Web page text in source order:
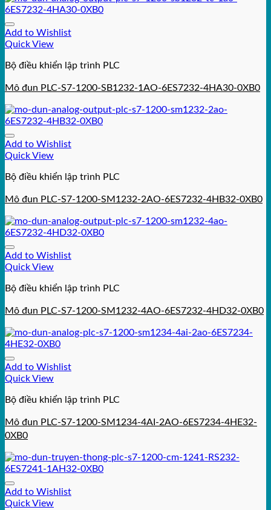
Add to Wishlist
Quick View
Bộ điều khiển lập trình PLC
Mô đun PLC-S7-1200-SB1232-1AO-6ES7232-4HA30-0XB0
Add to Wishlist
Quick View
Bộ điều khiển lập trình PLC
Mô đun PLC-S7-1200-SM1232-2AO-6ES7232-4HB32-0XB0
Add to Wishlist
Quick View
Bộ điều khiển lập trình PLC
Mô đun PLC-S7-1200-SM1232-4AO-6ES7232-4HD32-0XB0
Add to Wishlist
Quick View
Bộ điều khiển lập trình PLC
Mô đun PLC-S7-1200-SM1234-4AI-2AO-6ES7234-4HE32-
0XB0
Add to Wishlist
Quick View